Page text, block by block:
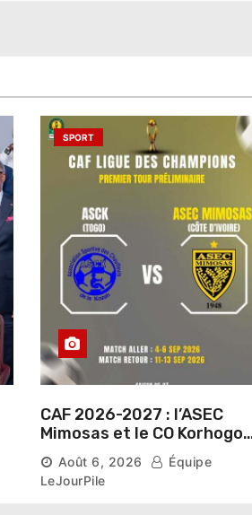
SPORT
CAF 2026-2027 : l’ASEC
Mimosas et le CO Korhogo
connaissent leur route vers
la phase de groupes
Août 6, 2026
Équipe
LeJourPile